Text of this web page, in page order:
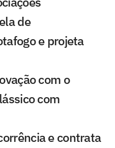
de
e projeta
com o
com
e contrata